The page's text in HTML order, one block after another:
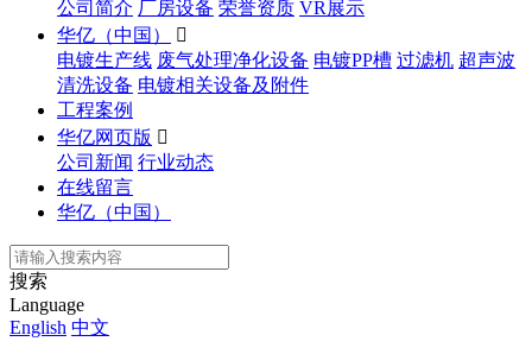
公司简介 厂房设备 荣誉资质 VR展示
华亿（中国）

电镀生产线 废气处理净化设备 电镀PP槽 过滤机 超声波
清洗设备 电镀相关设备及附件
工程案例
华亿网页版 
公司新闻 行业动态
在线留言
华亿（中国）
搜索
Language
English 中文